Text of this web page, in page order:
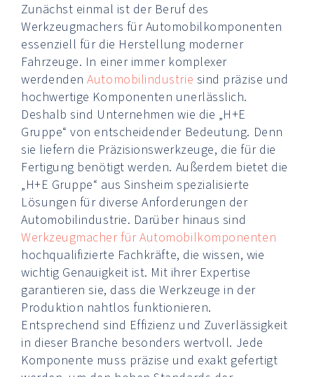
Zunächst einmal ist der Beruf des
Werkzeugmachers für Automobilkomponenten
essenziell für die Herstellung moderner
Fahrzeuge. In einer immer komplexer
werdendenAutomobilindustrie sind präzise und
hochwertige Komponenten unerlässlich.
Deshalb sind Unternehmen wie die „H+E
Gruppe“ von entscheidender Bedeutung. Denn
sie liefern die Präzisionswerkzeuge, die für die
Fertigung benötigt werden. Außerdem bietet die
„H+E Gruppe“ aus Sinsheim spezialisierte
Lösungen für diverse Anforderungen der
Automobilindustrie. Darüber hinaus sind
Werkzeugmacher für Automobilkomponenten
hochqualifizierte Fachkräfte, die wissen, wie
wichtig Genauigkeit ist. Mit ihrer Expertise
garantieren sie, dass die Werkzeuge in der
Produktion nahtlos funktionieren.
Entsprechend sind Effizienz und Zuverlässigkeit
in dieser Branche besonders wertvoll. Jede
Komponente muss präzise und exakt gefertigt